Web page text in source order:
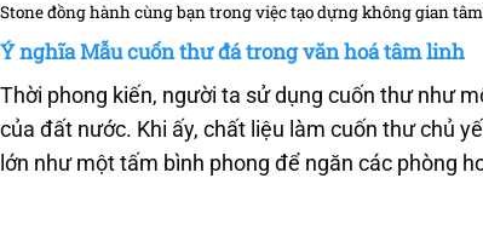
Stoneđồng hành cùng bạn trong việc tạo dựng không gian
Ý nghĩa Mẫu cuốn thư đá trong văn hoá tâm linh
Thời phong kiến, người ta sử dụng cuốn thư như
của đất nước. Khi ấy, chất liệu làm cuốn thư chủ
lớn như một tấm bình phong để ngăn các phòng